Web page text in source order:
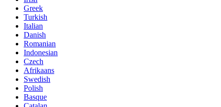
Greek
Turkish
Italian
Danish
Romanian
Indonesian
Czech
Afrikaans
Swedish
Polish
Basque